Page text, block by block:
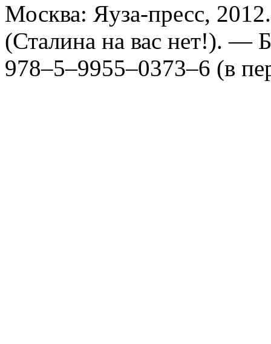
Москва: Яуза-пресс,
(Сталина на вас нет!). —
978–5–9955–0373–6 (в